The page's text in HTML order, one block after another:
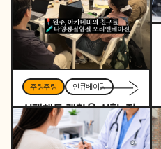
주렁주렁 인큐베이팅
실패해도 괜찮은 실험, 지
역을 바꾸는 작은 시작